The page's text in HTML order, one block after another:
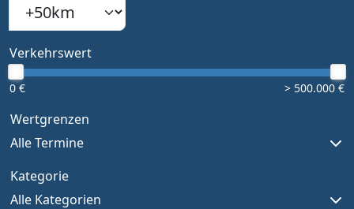
Verkehrswert
0 € > 500.000 €
Wertgrenzen
Alle Termine
Kategorie
Alle Kategorien